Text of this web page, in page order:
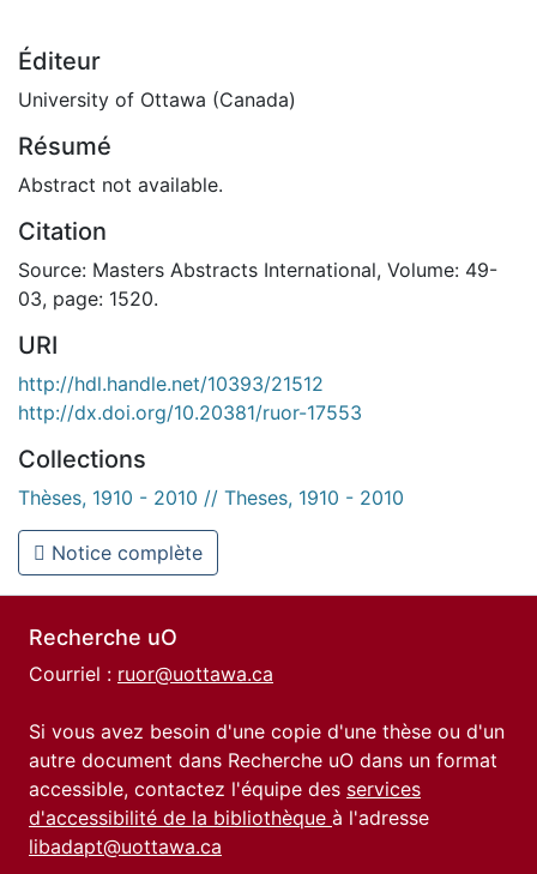
Éditeur
University of Ottawa (Canada)
Résumé
Abstract not available.
Citation
Source: Masters Abstracts International, Volume: 49-
03, page: 1520.
URI
http://hdl.handle.net/10393/21512
http://dx.doi.org/10.20381/ruor-17553
Collections
Thèses, 1910 - 2010 // Theses, 1910 - 2010
Notice complète
Recherche uO
Courriel : ruor@uottawa.ca
Si vous avez besoin d'une copie d'une thèse ou d'un
autre document dans Recherche uO dans un format
accessible, contactez l'équipe des services
d'accessibilité de la bibliothèque à l'adresse
libadapt@uottawa.ca